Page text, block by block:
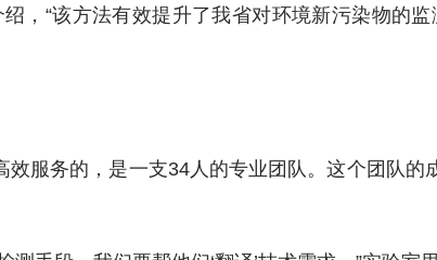
，“该方法有效提升了我省对环境新污染物的
服务的，是一支34人的专业团队。这个团队